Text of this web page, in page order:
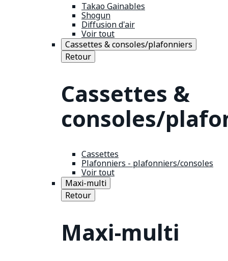
Takao Gainables
Shogun
Diffusion d'air
Voir tout
Cassettes & consoles/plafonniers
Retour
Cassettes &
consoles/
Cassettes
Plafonniers - plafonniers/consoles
Voir tout
Maxi-multi
Retour
Maxi-multi